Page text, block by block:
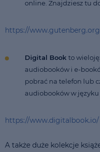
online. Znajdziesz tu
https://www.gutenberg.org
Digital Book to
audiobooków i e-
pobrać na telefon lub
audiobooków w
https://www.digitalbook.io/
A także duże kolekcje